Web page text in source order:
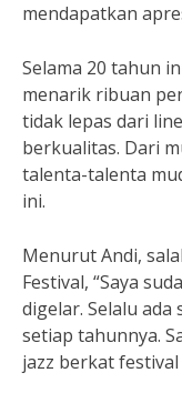
mendapatkan
Selama 20 tahun
menarik ribuan
tidak lepas dari
berkualitas. Dari
talenta-talenta
ini.
Menurut Andi,
Festival, “Saya
digelar. Selalu
setiap tahunnya.
jazz berkat festival